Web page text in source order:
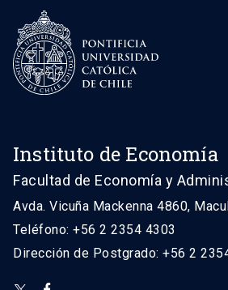
Instituto de Economía
Facultad de Economía y
Avda. Vicuña Mackenna 4860,
Teléfono: +56 2 2354 4303
Dirección de Postgrado: +56 2